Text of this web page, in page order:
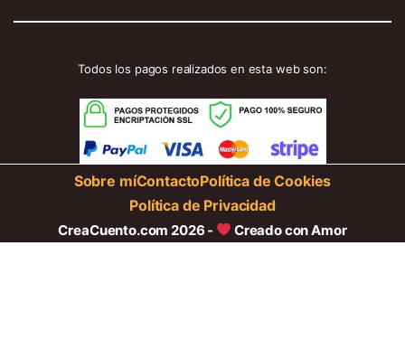
Todos los pagos realizados en esta web son:
Sobre míContactoPolítica de Cookies
Política de Privacidad
CreaCuento.com 2026 - Creado con Amor